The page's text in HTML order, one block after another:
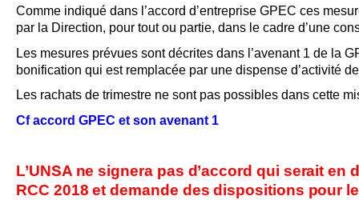
Comme indiqué dans l’accord d’entreprise GPEC ces
par la Direction, pour tout ou partie, dans le cadre d’une
Les mesures prévues sont décrites dans l’avenant 1 de la
bonification qui est remplacée par une dispense d’activité
Les rachats de trimestre ne sont pas possibles dans cette
Cf accord GPEC et son avenant 1
L’UNSA ne signera pas d’accord qui serait en
RCC 2018 et demande des dispositions pour